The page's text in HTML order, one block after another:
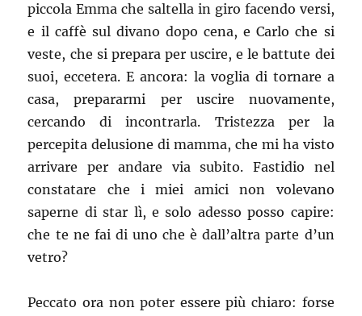
piccola Emma che saltella in giro facendo versi,
e il caffè sul divano dopo cena, e Carlo che si
veste, che si prepara per uscire, e le battute dei
suoi, eccetera. E ancora: la voglia di tornare a
casa, prepararmi per uscire nuovamente,
cercando di incontrarla. Tristezza per la
percepita delusione di mamma, che mi ha visto
arrivare per andare via subito. Fastidio nel
constatare che i miei amici non volevano
saperne di star lì, e solo adesso posso capire:
che te ne fai di uno che è dall’altra parte d’un
vetro?
Peccato ora non poter essere più chiaro: forse